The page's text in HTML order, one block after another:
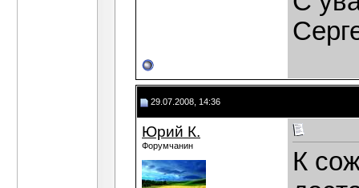
29.07.2008, 14:36
Юрий К.
Форумчанин
К